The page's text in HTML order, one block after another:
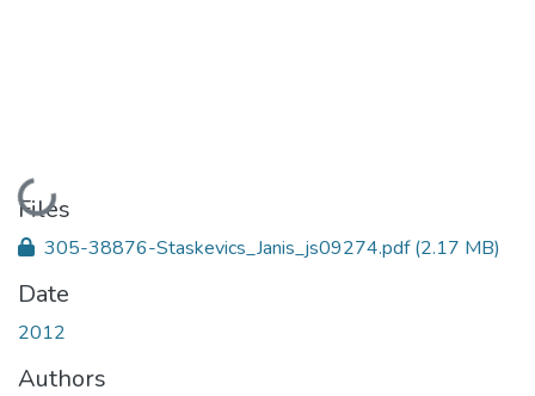
Loading...
Files
305-38876-Staskevics_Janis_js09274.pdf(2.17 MB)
Date
2012
Authors